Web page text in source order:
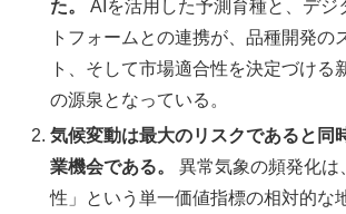
た。
AIを活用した予測育種と、デジ
トフォームとの連携が、品種開発の
ト、そして市場適合性を決定づける
の源泉となっている。
気候変動は最大のリスクであると同
業機会である。
異常気象の頻発化は
性」という単一価値指標の相対的な